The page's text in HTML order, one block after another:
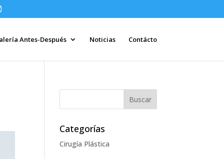
Antes-Después Noticias Contácto
Categorías
Cirugía Plástica